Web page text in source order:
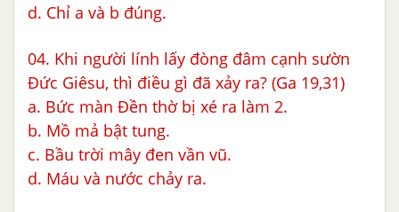
d. Chỉ a và b đúng.
04. Khi người lính lấy đòng đâm cạnh sườn
Đức Giêsu, thì điều gì đã xảy ra? (Ga 19,31)
a. Bức màn Đền thờ bị xé ra làm 2.
b. Mồ mả bật tung.
c. Bầu trời mây đen vần vũ.
d. Máu và nước chảy ra.